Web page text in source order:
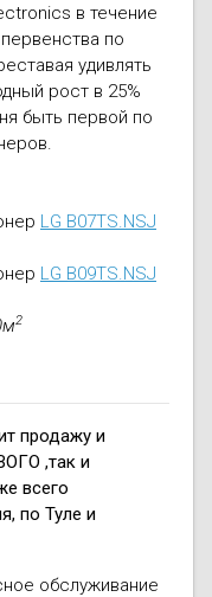
в течение
по
удивлять
рост в 25%
быть первой по
LG B07TS.NSJ
LG B09TS.NSJ
2
продажу и
,так и
всего
по Туле и
обслуживание